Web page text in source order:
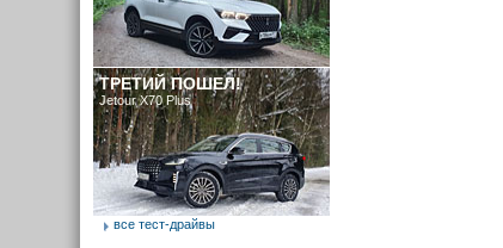
ТРЕТИЙ ПОШЕЛ!
Jetour X70 Plus
все тест-драйвы